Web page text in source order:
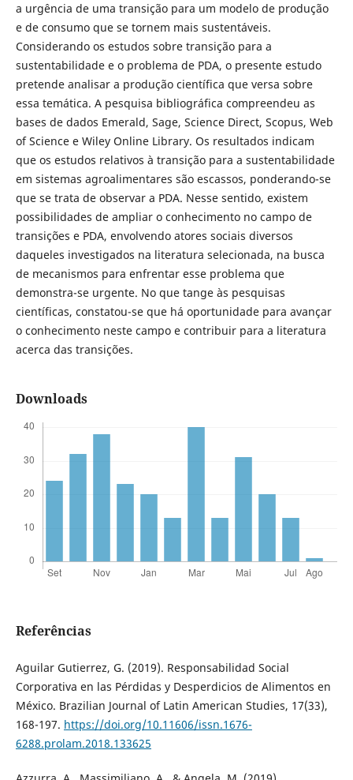
a urgência de uma transição para um modelo de produção
e de consumo que se tornem mais sustentáveis.
Considerando os estudos sobre transição para a
sustentabilidade e o problema de PDA, o presente estudo
pretende analisar a produção científica que versa sobre
essa temática. A pesquisa bibliográfica compreendeu as
bases de dados Emerald, Sage, Science Direct, Scopus, Web
of Science e Wiley Online Library. Os resultados indicam
que os estudos relativos à transição para a sustentabilidade
em sistemas agroalimentares são escassos, ponderando-se
que se trata de observar a PDA. Nesse sentido, existem
possibilidades de ampliar o conhecimento no campo de
transições e PDA, envolvendo atores sociais diversos
daqueles investigados na literatura selecionada, na busca
de mecanismos para enfrentar esse problema que
demonstra-se urgente. No que tange às pesquisas
científicas, constatou-se que há oportunidade para avançar
o conhecimento neste campo e contribuir para a literatura
acerca das transições.
Downloads
Referências
Aguilar Gutierrez, G. (2019). Responsabilidad Social
Corporativa en las Pérdidas y Desperdicios de Alimentos en
México. Brazilian Journal of Latin American Studies, 17(33),
168-197. https://doi.org/10.11606/issn.1676-
6288.prolam.2018.133625